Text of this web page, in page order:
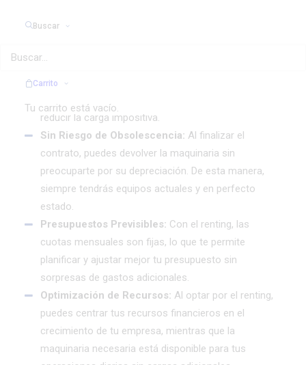
Buscar
Carrito
Tu carrito está vacío.
optar por cambiarla por equipos más modernos y
Beneficios Fiscales:
renting son deducibles como gasto operativo, lo que
reducir la carga impositiva.
Sin Riesgo de Obsolescencia: Al finalizar el
contrato, puedes devolver la maquinaria sin
preocuparte por su depreciación. De esta manera,
siempre tendrás equipos actuales y en perfecto
estado.
Presupuestos Previsibles: Con el renting, las
cuotas mensuales son fijas, lo que te permite
planificar y ajustar mejor tu presupuesto sin
sorpresas de gastos adicionales.
Optimización de Recursos: Al optar por el renting,
puedes centrar tus recursos financieros en el
crecimiento de tu empresa, mientras que la
maquinaria necesaria está disponible para tus